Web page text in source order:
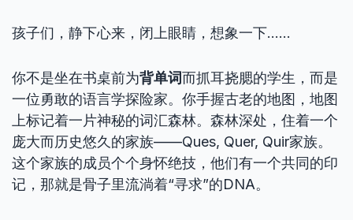
孩子们，静下心来，闭上眼睛，想象一下……
你不是坐在书桌前为背单词而抓耳挠腮的学生，而是
一位勇敢的语言学探险家。你手握古老的地图，地图
上标记着一片神秘的词汇森林。森林深处，住着一个
庞大而历史悠久的家族——Ques, Quer, Quir家族。
这个家族的成员个个身怀绝技，他们有一个共同的印
记，那就是骨子里流淌着“寻求”的DNA。